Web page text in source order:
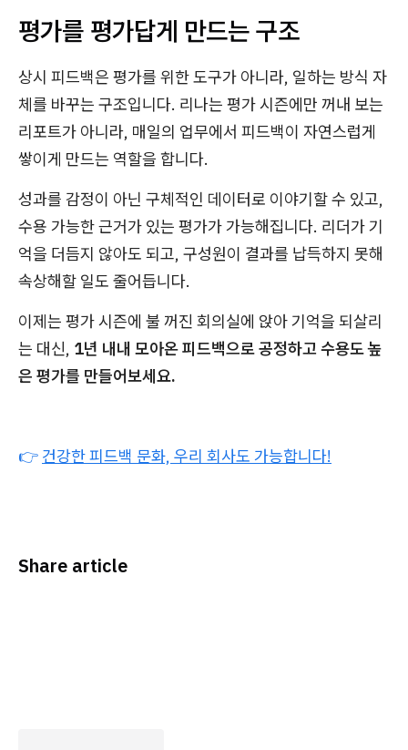
평가를 평가답게 만드는 구조
상시 피드백은 평가를 위한 도구가 아니라, 일하는 방식 자
체를 바꾸는 구조입니다. 리나는 평가 시즌에만 꺼내 보는
리포트가 아니라, 매일의 업무에서 피드백이 자연스럽게
쌓이게 만드는 역할을 합니다.
성과를 감정이 아닌 구체적인 데이터로 이야기할 수 있고,
수용 가능한 근거가 있는 평가가 가능해집니다. 리더가 기
억을 더듬지 않아도 되고, 구성원이 결과를 납득하지 못해
속상해할 일도 줄어듭니다.
이제는 평가 시즌에 불 꺼진 회의실에 앉아 기억을 되살리
는 대신, 1년 내내 모아온 피드백으로 공정하고 수용도 높
은 평가를 만들어보세요.
👉 건강한 피드백 문화, 우리 회사도 가능합니다!
Share article